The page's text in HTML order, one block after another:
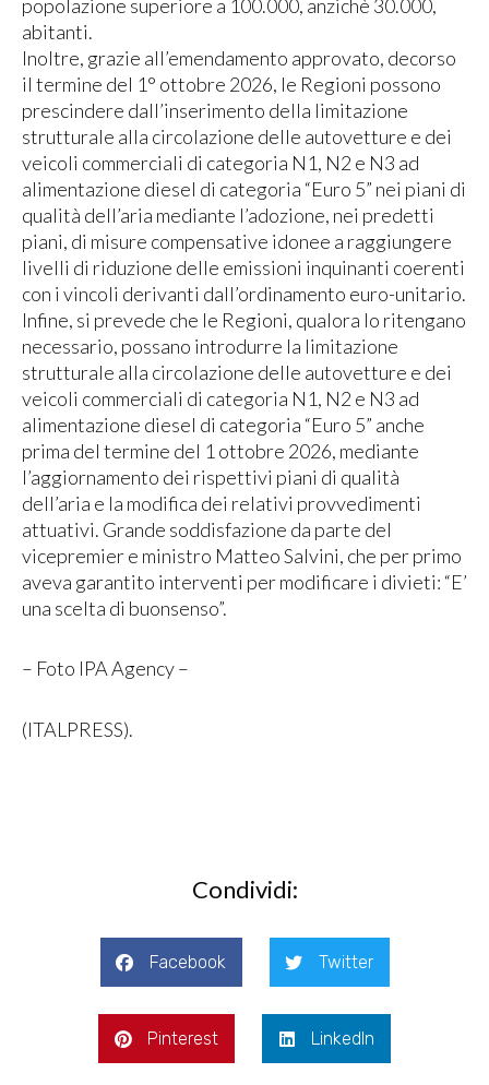
popolazione superiore a 100.000, anzichè 30.000,
abitanti.
Inoltre, grazie all’emendamento approvato, decorso
il termine del 1° ottobre 2026, le Regioni possono
prescindere dall’inserimento della limitazione
strutturale alla circolazione delle autovetture e dei
veicoli commerciali di categoria N1, N2 e N3 ad
alimentazione diesel di categoria “Euro 5” nei piani di
qualità dell’aria mediante l’adozione, nei predetti
piani, di misure compensative idonee a raggiungere
livelli di riduzione delle emissioni inquinanti coerenti
con i vincoli derivanti dall’ordinamento euro-unitario.
Infine, si prevede che le Regioni, qualora lo ritengano
necessario, possano introdurre la limitazione
strutturale alla circolazione delle autovetture e dei
veicoli commerciali di categoria N1, N2 e N3 ad
alimentazione diesel di categoria “Euro 5” anche
prima del termine del 1 ottobre 2026, mediante
l’aggiornamento dei rispettivi piani di qualità
dell’aria e la modifica dei relativi provvedimenti
attuativi. Grande soddisfazione da parte del
vicepremier e ministro Matteo Salvini, che per primo
aveva garantito interventi per modificare i divieti: “E’
una scelta di buonsenso”.
– Foto IPA Agency –
(ITALPRESS).
Condividi:
Facebook Twitter
Pinterest LinkedIn